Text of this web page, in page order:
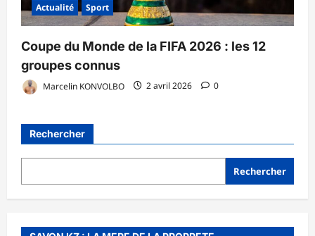
Actualité Sport
Coupe du Monde de la FIFA 2026 : les 12
groupes connus
Marcelin KONVOLBO 2 avril 2026 0
Rechercher
Rechercher